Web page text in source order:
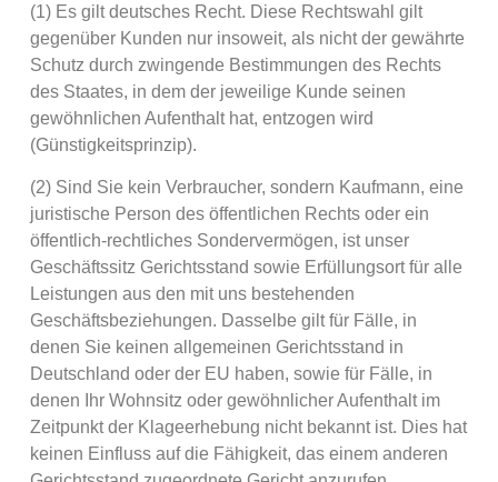
(1) Es gilt deutsches Recht. Diese Rechtswahl gilt
gegenüber Kunden nur insoweit, als nicht der gewährte
Schutz durch zwingende Bestimmungen des Rechts
des Staates, in dem der jeweilige Kunde seinen
gewöhnlichen Aufenthalt hat, entzogen wird
(Günstigkeitsprinzip).
(2) Sind Sie kein Verbraucher, sondern Kaufmann, eine
juristische Person des öffentlichen Rechts oder ein
öffentlich-rechtliches Sondervermögen, ist unser
Geschäftssitz Gerichtsstand sowie Erfüllungsort für alle
Leistungen aus den mit uns bestehenden
Geschäftsbeziehungen. Dasselbe gilt für Fälle, in
denen Sie keinen allgemeinen Gerichtsstand in
Deutschland oder der EU haben, sowie für Fälle, in
denen Ihr Wohnsitz oder gewöhnlicher Aufenthalt im
Zeitpunkt der Klageerhebung nicht bekannt ist. Dies hat
keinen Einfluss auf die Fähigkeit, das einem anderen